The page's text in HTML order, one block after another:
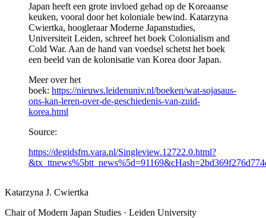
Japan heeft een grote invloed gehad op de Koreaanse
keuken, vooral door het koloniale bewind. Katarzyna
Cwiertka, hoogleraar Moderne Japanstudies,
Universiteit Leiden, schreef het boek Colonialism and
Cold War. Aan de hand van voedsel schetst het boek
een beeld van de kolonisatie van Korea door Japan.
Meer over het
boek: https://nieuws.leidenuniv.nl/boeken/wat-sojasaus-
ons-kan-leren-over-de-geschiedenis-van-zuid-
korea.html
Source:
https://degidsfm.vara.nl/Singleview.12722.0.html?
Katarzyna J. Cwiertka
Chair of Modern Japan Studies · Leiden University